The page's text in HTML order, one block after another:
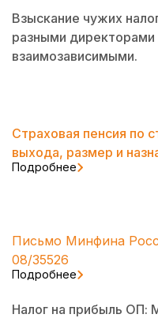
Взыскание чужих
разными директорами
взаимозависимыми.
Страховая пенсия по
выхода, размер и
Подробнее
Письмо Минфина
08/35526
Подробнее
Налог на прибыль ОП: